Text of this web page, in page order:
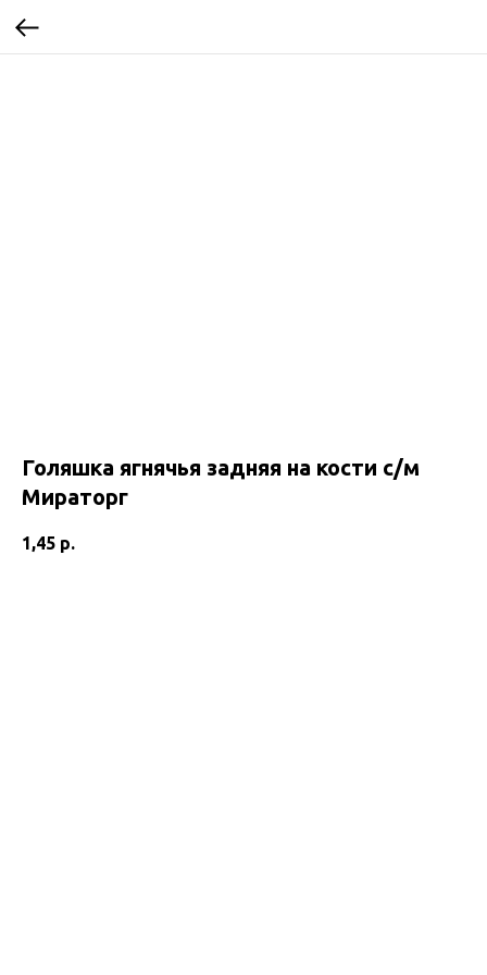
Голяшка ягнячья задняя на кости с/м
Мираторг
1,45 р.